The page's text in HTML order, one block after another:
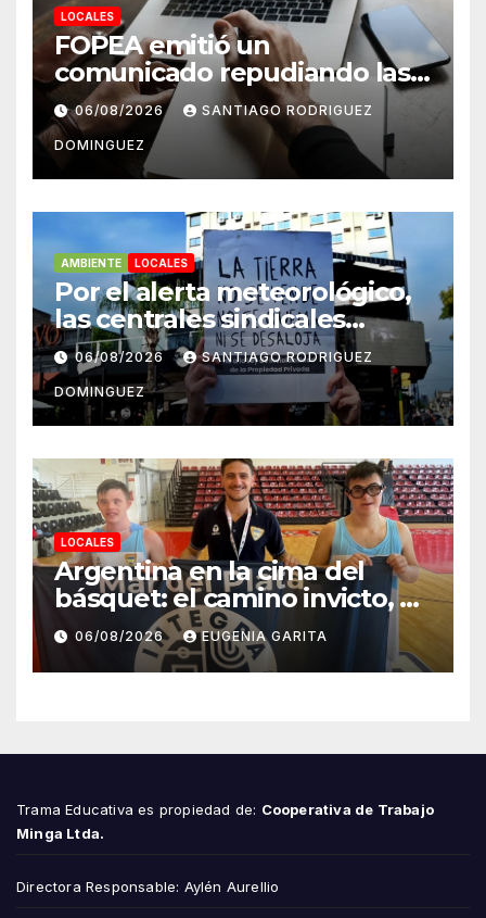
LOCALES
FOPEA emitió un
comunicado repudiando las
cuentas pseudo periodísticas
de Instagram en Mar del
Plata
06/08/2026 SANTIAGO RODRIGUEZ
DOMINGUEZ
AMBIENTE LOCALES
Por el alerta meteorológico,
las centrales sindicales
suspendieron la convocatoria
contra la Ley de Tierras en
Mar del Plata
06/08/2026 SANTIAGO RODRIGUEZ
DOMINGUEZ
LOCALES
Argentina en la cima del
básquet: el camino invicto, el
esfuerzo familiar y la jugada
que valió un Mundial
06/08/2026 EUGENIA GARITA
Trama Educativa es propiedad de: Cooperativa de Trabajo
Minga Ltda.
Directora Responsable: Aylén Aurellio